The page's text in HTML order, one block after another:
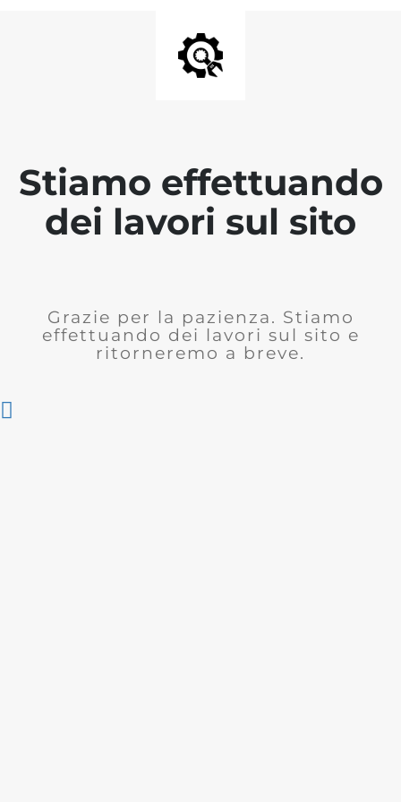
Stiamo effettuando
dei lavori sul sito
Grazie per la pazienza. Stiamo
effettuando dei lavori sul sito e
ritorneremo a breve.